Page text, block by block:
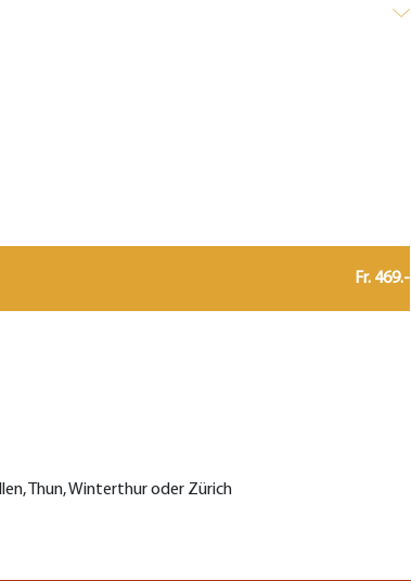
Fr. 469.-
Thun, Winterthur oder Zürich